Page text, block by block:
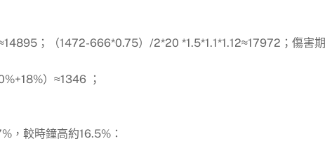
；（1472-666*0.75）/2*20 *1.5*1.1*1.12≈17972；傷害期
）≈1346 ；
，較時鐘高約16.5%：